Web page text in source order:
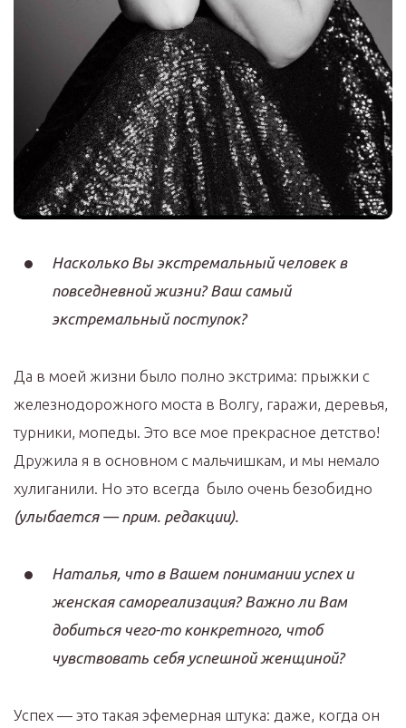
Насколько Вы экстремальный человек в
повседневной жизни? Ваш самый
экстремальный поступок?
Да в моей жизни было полно экстрима: прыжки с
железнодорожного моста в Волгу, гаражи, деревья,
турники, мопеды. Это все мое прекрасное детство!
Дружила я в основном с мальчишкам, и мы немало
хулиганили. Но это всегда было очень безобидно
(улыбается — прим. редакции).
Наталья, что в Вашем понимании успех и
женская самореализация? Важно ли Вам
добиться чего-то конкретного, чтоб
чувствовать себя успешной женщиной?
Успех — это такая эфемерная штука: даже, когда он